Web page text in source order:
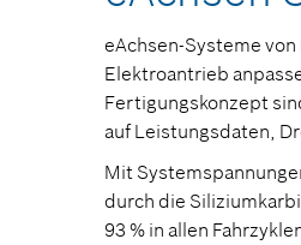
eAchsen-Systeme
Elektroantrieb
Fertigungskonzept
auf Leistungsdaten,
Mit
durch die
93 % in allen